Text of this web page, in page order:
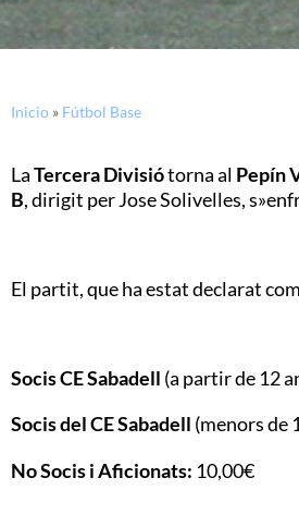
Inicio » Fútbol Base
LaTercera Divisiótorna al Pepín
B, dirigit per Jose Solivelles,
El partit, que ha estat declarat
Socis CE Sabadell (a partir de 12
Socis del CE Sabadell (menors de
No Socis i Aficionats: 10,00€